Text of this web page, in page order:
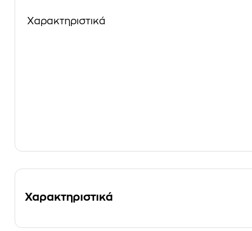
Χαρακτηριστικά
Χαρακτηριστικά